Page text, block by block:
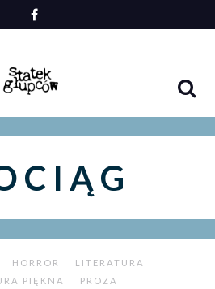
HORROR
LITERATURA
PIĘKNA
PROZA